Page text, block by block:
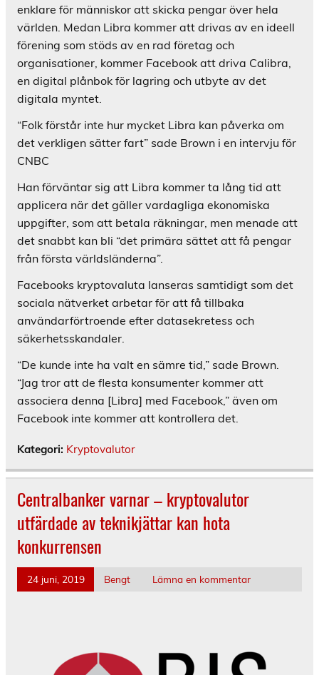
enklare för människor att skicka pengar över hela
världen. Medan Libra kommer att drivas av en ideell
förening som stöds av en rad företag och
organisationer, kommer Facebook att driva Calibra,
en digital plånbok för lagring och utbyte av det
digitala myntet.
“Folk förstår inte hur mycket Libra kan påverka om
det verkligen sätter fart” sade Brown i en intervju för
CNBC
Han förväntar sig att Libra kommer ta lång tid att
applicera när det gäller vardagliga ekonomiska
uppgifter, som att betala räkningar, men menade att
det snabbt kan bli “det primära sättet att få pengar
från första världsländerna”.
Facebooks kryptovaluta lanseras samtidigt som det
sociala nätverket arbetar för att få tillbaka
användarförtroende efter datasekretess och
säkerhetsskandaler.
“De kunde inte ha valt en sämre tid,” sade Brown.
“Jag tror att de flesta konsumenter kommer att
associera denna [Libra] med Facebook,” även om
Facebook inte kommer att kontrollera det.
Kategori: Kryptovalutor
Centralbanker varnar – kryptovalutor
utfärdade av teknikjättar kan hota
konkurrensen
24 juni, 2019 Bengt Lämna en kommentar